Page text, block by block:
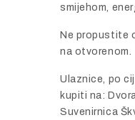
smijehom,
Ne propustite
na otvorenom.
Ulaznice, po
kupiti na:
Suvenirnica Š